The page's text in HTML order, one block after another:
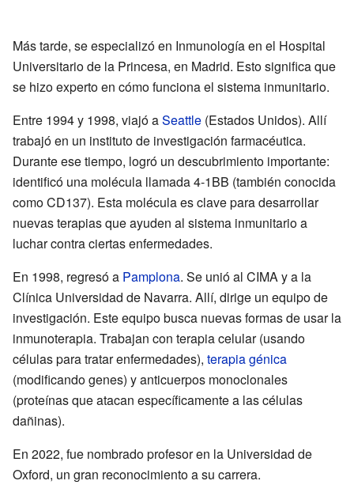
Más tarde, se especializó en Inmunología en el Hospital
Universitario de la Princesa, en Madrid. Esto significa que
se hizo experto en cómo funciona el sistema inmunitario.
Entre 1994 y 1998, viajó aSeattle (Estados Unidos). Allí
trabajó en un instituto de investigación farmacéutica.
Durante ese tiempo, logró un descubrimiento importante:
identificó una molécula llamada 4-1BB (también conocida
como CD137). Esta molécula es clave para desarrollar
nuevas terapias que ayuden al sistema inmunitario a
luchar contra ciertas enfermedades.
En 1998, regresó a Pamplona. Se unió al CIMA y a la
Clínica Universidad de Navarra. Allí, dirige un equipo de
investigación. Este equipo busca nuevas formas de usar la
inmunoterapia. Trabajan con terapia celular (usando
células para tratar enfermedades), terapia génica
(modificando genes) y anticuerpos monoclonales
(proteínas que atacan específicamente a las células
dañinas).
En 2022, fue nombrado profesor en la Universidad de
Oxford, un gran reconocimiento a su carrera.